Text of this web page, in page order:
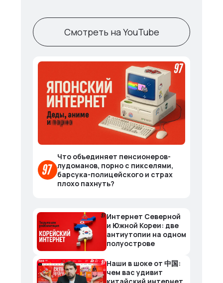
Смотреть на YouTube
Что объединяет пенсионеров-
лудоманов, порно с пикселями,
барсука-полицейского и страх
плохо пахнуть?
Интернет Северной
и Южной Кореи: две
антиутопии на одном
полуострове
Наши в шоке от 中国:
чем вас удивит